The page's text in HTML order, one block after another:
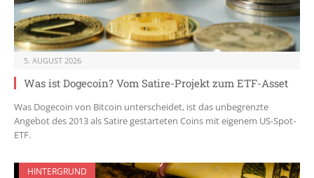
5. AUGUST 2026
Was ist Dogecoin? Vom Satire-Projekt zum ETF-Asset
Was Dogecoin von Bitcoin unterscheidet, ist das unbegrenzte
Angebot des 2013 als Satire gestarteten Coins mit eigenem US-Spot-
ETF.
HINTERGRUND